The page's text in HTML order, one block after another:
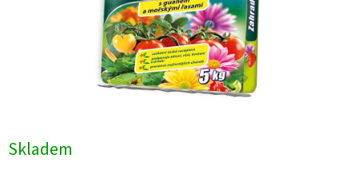
Skladem